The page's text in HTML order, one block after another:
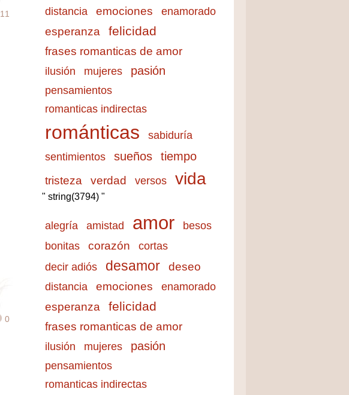
11
0
distancia emociones enamorado
esperanza felicidad
frases romanticas de amor
ilusión mujeres pasión
pensamientos
romanticas indirectas
románticas
sabiduría
sentimientos
sueños tiempo
tristeza verdad versos vida
" string(3794) "
alegría amistad amor besos
bonitas corazón cortas
decir adiós desamor deseo
distancia emociones enamorado
esperanza felicidad
frases romanticas de amor
ilusión mujeres pasión
pensamientos
romanticas indirectas